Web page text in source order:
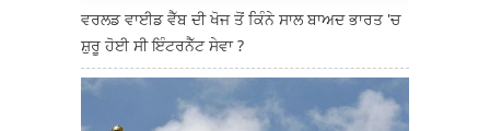
ਵਰਲਡ ਵਾਈਡ ਵੈੱਬ ਦੀ ਖੋਜ ਤੋਂ ਕਿੰਨੇ ਸਾਲ ਬਾਅਦ ਭਾਰਤ 'ਚ
ਸ਼ੁਰੂ ਹੋਈ ਸੀ ਇੰਟਰਨੈੱਟ ਸੇਵਾ ?